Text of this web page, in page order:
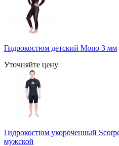
Гидрокостюм детский Mono 3 мм
Уточняйте цену
Гидрокостюм укороченный
мужcкой